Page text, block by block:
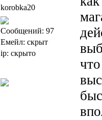
korobka20
Сообщений: 97
Емейл: скрыт
ip: скрыто